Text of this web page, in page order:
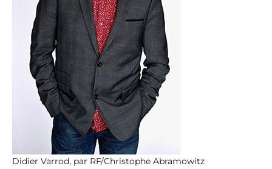
Didier Varrod, par RF/Christophe Abramowitz